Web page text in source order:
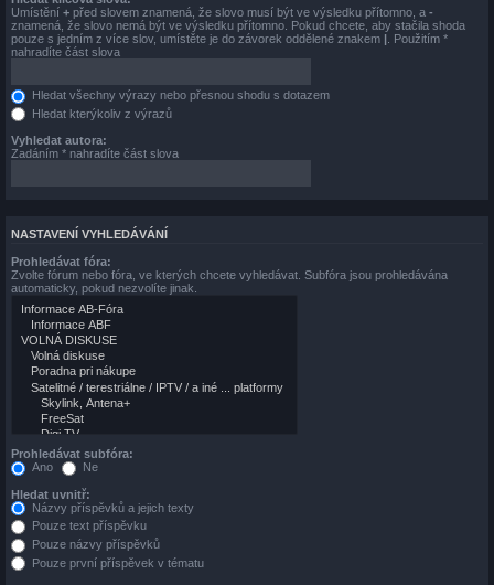
Umístění + před slovem znamená, že slovo musí být ve výsledku přítomno, a -
znamená, že slovo nemá být ve výsledku přítomno. Pokud chcete, aby stačila shoda
pouze s jedním z více slov, umístěte je do závorek oddělené znakem | . Použitím *
nahradíte část slova
Hledat všechny výrazy nebo přesnou shodu s dotazem
Hledat kterýkoliv z výrazů
Vyhledat autora:
Zadáním * nahradíte část slova
NASTAVENÍ VYHLEDÁVÁNÍ
Prohledávat fóra:
Zvolte fórum nebo fóra, ve kterých chcete vyhledávat. Subfóra jsou prohledávána
automaticky, pokud nezvolíte jinak.
Prohledávat subfóra:
Ano
Ne
Hledat uvnitř:
Názvy příspěvků a jejich texty
Pouze text příspěvku
Pouze názvy příspěvků
Pouze první příspěvek v tématu